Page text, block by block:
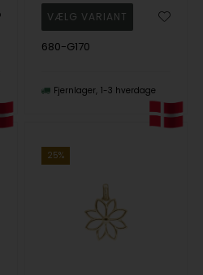
680-G170
Fjernlager 1-3 hverdage
25%